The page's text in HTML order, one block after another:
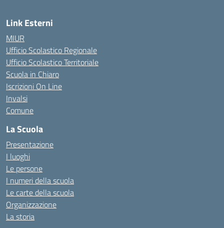
Link Esterni
MIUR
Ufficio Scolastico Regionale
Ufficio Scolastico Territoriale
Scuola in Chiaro
Iscrizioni On Line
Invalsi
Comune
La Scuola
Presentazione
I luoghi
Le persone
I numeri della scuola
Le carte della scuola
Organizzazione
La storia